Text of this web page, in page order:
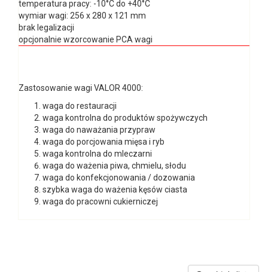
temperatura pracy: -10°C do +40°C
wymiar wagi: 256 x 280 x 121 mm
brak legalizacji
opcjonalnie wzorcowanie PCA wagi
Zastosowanie wagi VALOR 4000:
waga do restauracji
waga kontrolna do produktów spożywczych
waga do naważania przypraw
waga do porcjowania mięsa i ryb
waga kontrolna do mleczarni
waga do ważenia piwa, chmielu, słodu
waga do konfekcjonowania / dozowania
szybka waga do ważenia kęsów ciasta
waga do pracowni cukierniczej